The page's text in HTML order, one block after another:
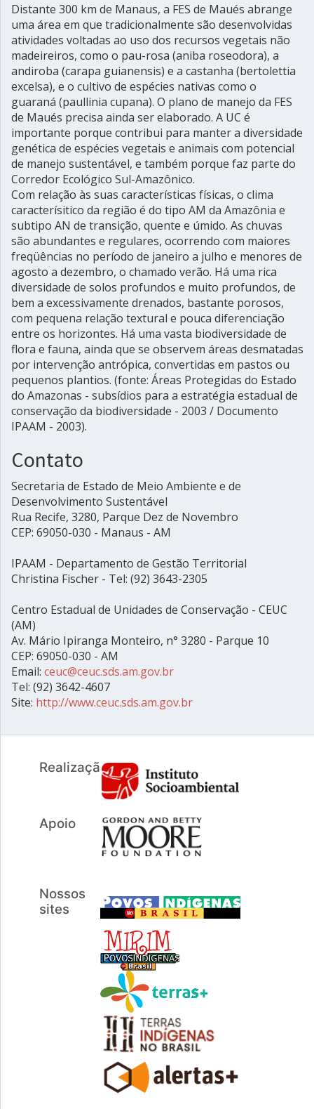
Distante 300 km de Manaus, a FES de Maués abrange
uma área em que tradicionalmente são desenvolvidas
atividades voltadas ao uso dos recursos vegetais não
madeireiros, como o pau-rosa (aniba roseodora), a
andiroba (carapa guianensis) e a castanha (bertolettia
excelsa), e o cultivo de espécies nativas como o
guaraná (paullinia cupana). O plano de manejo da FES
de Maués precisa ainda ser elaborado. A UC é
importante porque contribui para manter a diversidade
genética de espécies vegetais e animais com potencial
de manejo sustentável, e também porque faz parte do
Corredor Ecológico Sul-Amazônico.
Com relação às suas características físicas, o clima
caracterísitico da região é do tipo AM da Amazônia e
subtipo AN de transição, quente e úmido. As chuvas
são abundantes e regulares, ocorrendo com maiores
freqüências no período de janeiro a julho e menores de
agosto a dezembro, o chamado verão. Há uma rica
diversidade de solos profundos e muito profundos, de
bem a excessivamente drenados, bastante porosos,
com pequena relação textural e pouca diferenciação
entre os horizontes. Há uma vasta biodiversidade de
flora e fauna, ainda que se observem áreas desmatadas
por intervenção antrópica, convertidas em pastos ou
pequenos plantios. (fonte: Áreas Protegidas do Estado
do Amazonas - subsídios para a estratégia estadual de
conservação da biodiversidade - 2003 / Documento
IPAAM - 2003).
Contato
Secretaria de Estado de Meio Ambiente e de
Desenvolvimento Sustentável
Rua Recife, 3280, Parque Dez de Novembro
CEP: 69050-030 - Manaus - AM
IPAAM - Departamento de Gestão Territorial
Christina Fischer - Tel: (92) 3643-2305
Centro Estadual de Unidades de Conservação - CEUC
(AM)
Av. Mário Ipiranga Monteiro, n° 3280 - Parque 10
CEP: 69050-030 - AM
Email: ceuc@ceuc.sds.am.gov.br
Tel: (92) 3642-4607
Site: http://www.ceuc.sds.am.gov.br